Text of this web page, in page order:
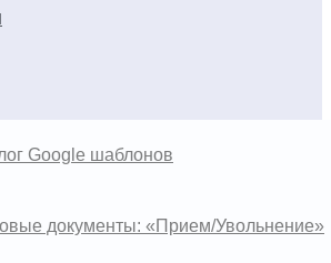
Google шаблонов
документы: «Прием/Увольнение»